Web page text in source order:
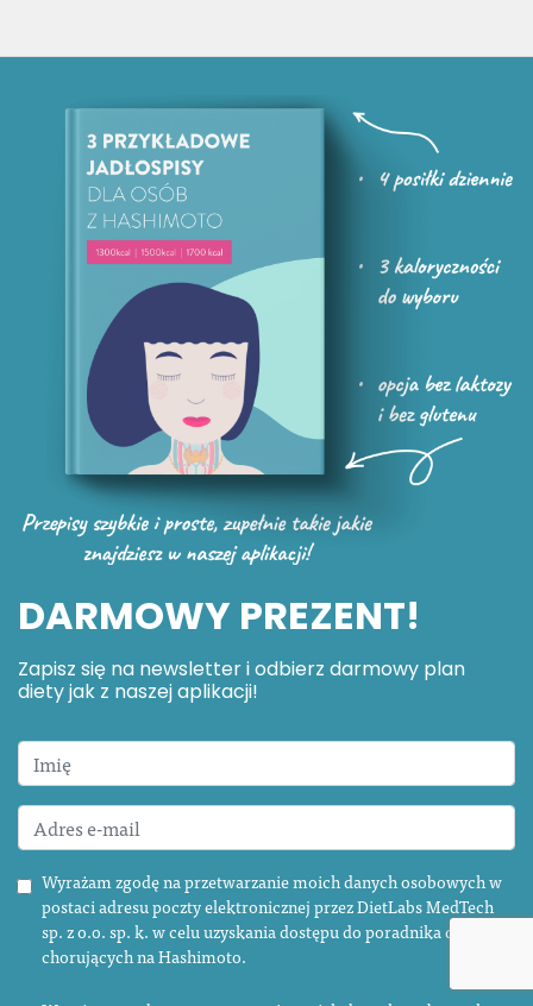
DARMOWY PREZENT!
Zapisz się na newsletter i odbierz darmowy plan
diety jak z naszej aplikacji!
Wyrażam zgodę na przetwarzanie moich danych osobowych w
postaci adresu poczty elektronicznej przez DietLabs MedTech
sp. z o.o. sp. k. w celu uzyskania dostępu do poradnika dla osób
chorujących na Hashimoto.